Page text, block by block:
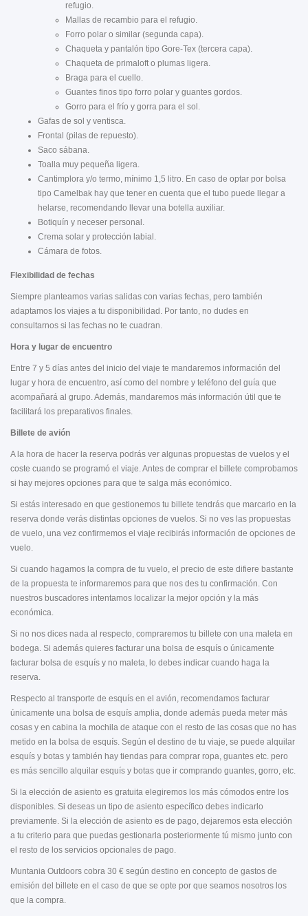
refugio.
Mallas de recambio para el refugio.
Forro polar o similar (segunda capa).
Chaqueta y pantalón tipo Gore-Tex (tercera capa).
Chaqueta de primaloft o plumas ligera.
Braga para el cuello.
Guantes finos tipo forro polar y guantes gordos.
Gorro para el frío y gorra para el sol.
Gafas de sol y ventisca.
Frontal (pilas de repuesto).
Saco sábana.
Toalla muy pequeña ligera.
Cantimplora y/o termo, mínimo 1,5 litro. En caso de optar por bolsa
tipo Camelbak hay que tener en cuenta que el tubo puede llegar a
helarse, recomendando llevar una botella auxiliar.
Botiquín y neceser personal.
Crema solar y protección labial.
Cámara de fotos.
Flexibilidad de fechas
Siempre planteamos varias salidas con varias fechas, pero también
adaptamos los viajes a tu disponibilidad. Por tanto, no dudes en
consultarnos si las fechas no te cuadran.
Hora y lugar de encuentro
Entre 7 y 5 días antes del inicio del viaje te mandaremos información del
lugar y hora de encuentro, así como del nombre y teléfono del guía que
acompañará al grupo. Además, mandaremos más información útil que te
facilitará los preparativos finales.
Billete de avión
A la hora de hacer la reserva podrás ver algunas propuestas de vuelos y el
coste cuando se programó el viaje. Antes de comprar el billete comprobamos
si hay mejores opciones para que te salga más económico.
Si estás interesado en que gestionemos tu billete tendrás que marcarlo en la
reserva donde verás distintas opciones de vuelos. Si no ves las propuestas
de vuelo, una vez confirmemos el viaje recibirás información de opciones de
vuelo.
Si cuando hagamos la compra de tu vuelo, el precio de este difiere bastante
de la propuesta te informaremos para que nos des tu confirmación. Con
nuestros buscadores intentamos localizar la mejor opción y la más
económica.
Si no nos dices nada al respecto, compraremos tu billete con una maleta en
bodega. Si además quieres facturar una bolsa de esquís o únicamente
facturar bolsa de esquís y no maleta, lo debes indicar cuando haga la
reserva.
Respecto al transporte de esquís en el avión, recomendamos facturar
únicamente una bolsa de esquís amplia, donde además pueda meter más
cosas y en cabina la mochila de ataque con el resto de las cosas que no has
metido en la bolsa de esquís. Según el destino de tu viaje, se puede alquilar
esquís y botas y también hay tiendas para comprar ropa, guantes etc. pero
es más sencillo alquilar esquís y botas que ir comprando guantes, gorro, etc.
Si la elección de asiento es gratuita elegiremos los más cómodos entre los
disponibles. Si deseas un tipo de asiento específico debes indicarlo
previamente. Si la elección de asiento es de pago, dejaremos esta elección
a tu criterio para que puedas gestionarla posteriormente tú mismo junto con
el resto de los servicios opcionales de pago.
Muntania Outdoors cobra 30 € según destino en concepto de gastos de
emisión del billete en el caso de que se opte por que seamos nosotros los
que la compra.